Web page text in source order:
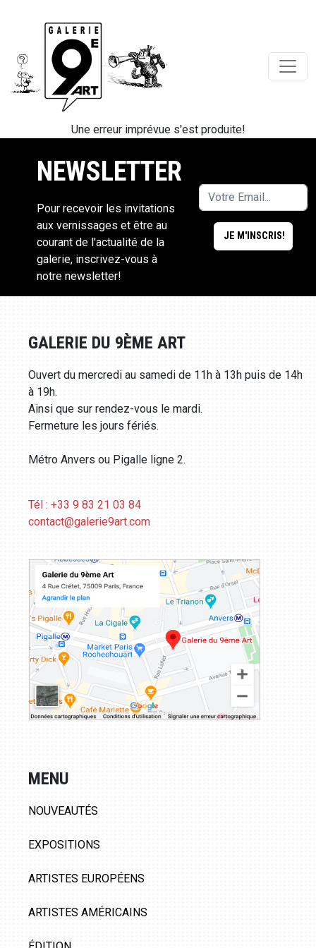
Une erreur imprévue s'est produite!
NEWSLETTER
Pour recevoir les invitations
aux vernissages et être au
courant de l'actualité de la
galerie, inscrivez-vous à
notre newsletter!
GALERIE DU 9ÈME ART
Ouvert du mercredi au samedi de 11h à 13h puis de 14h
à 19h.
Ainsi que sur rendez-vous le mardi.
Fermeture les jours fériés.
Métro Anvers ou Pigalle ligne 2.
Tél : +33 9 83 21 03 84
contact@galerie9art.com
MENU
NOUVEAUTÉS
EXPOSITIONS
ARTISTES EUROPÉENS
ARTISTES AMÉRICAINS